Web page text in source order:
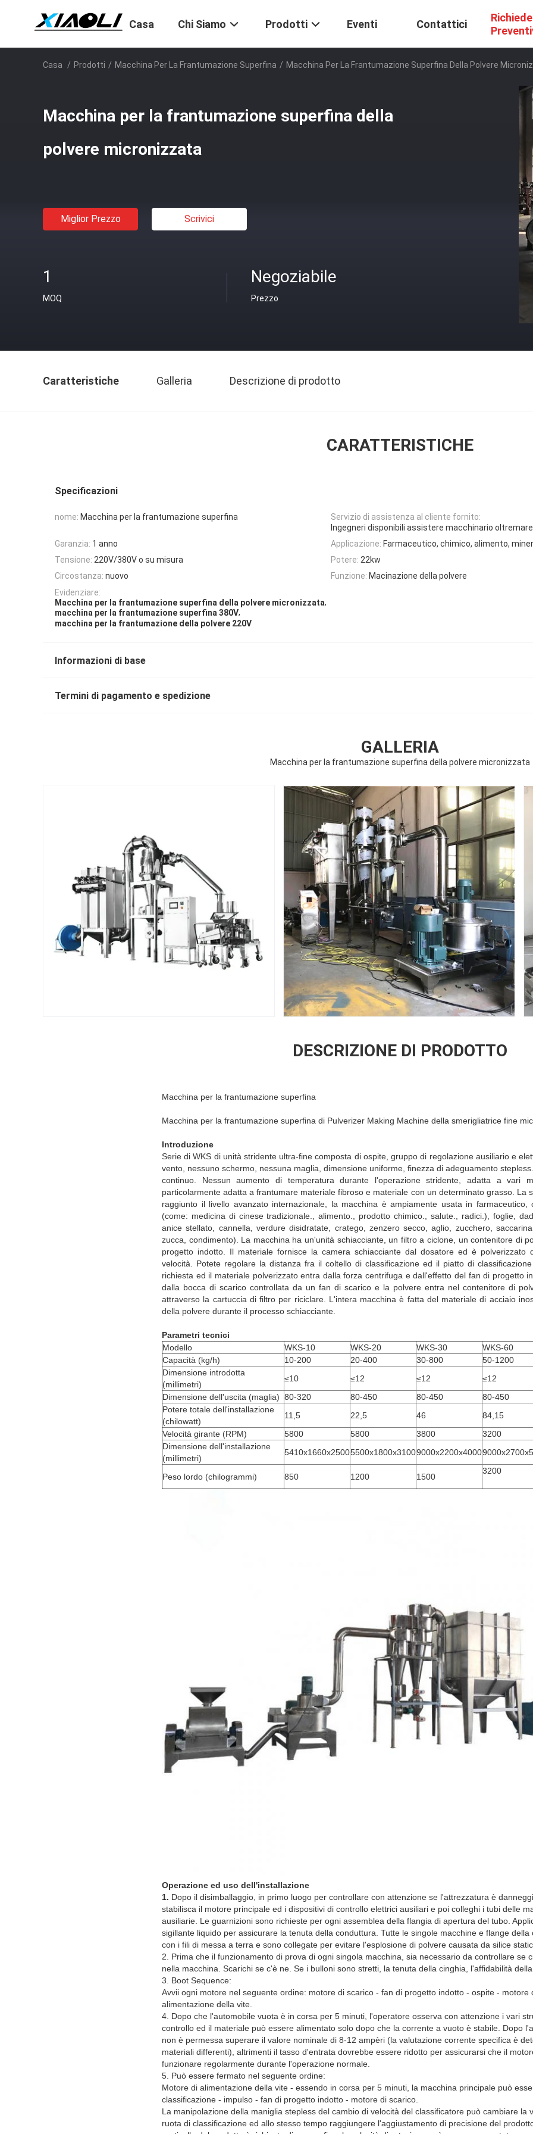
Casa Chi Siamo Prodotti Eventi Contattici
Casa / Prodotti / Macchina Per La Frantumazione Superfina / Macchina Per La Frantumazione Superfina Della Polvere
Macchina per la frantumazione superfina della
polvere micronizzata
Miglior Prezzo Scrivici
1
MOQ
Negoziabile
Prezzo
Caratteristiche Galleria Descrizione di prodotto
CARATTERISTICHE
Specificazioni
nome: Macchina per la frantumazione superfina
Servizio di assistenza al cliente fornito:
Ingegneri disponibili assistere macchinario oltremare
Garanzia: 1 anno Applicazione: Farmaceutico, chimico, alimento,
Tensione: 220V/380V o su misura Potere: 22kw
Circostanza: nuovo Funzione: Macinazione della polvere
Evidenziare:
Macchina per la frantumazione superfina della polvere micronizzata,
macchina per la frantumazione superfina 380V,
macchina per la frantumazione della polvere 220V
Informazioni di base
Termini di pagamento e spedizione
GALLERIA
Macchina per la frantumazione superfina della polvere micronizzata
DESCRIZIONE DI PRODOTTO
Macchina per la frantumazione superfina
Macchina per la frantumazione superfina di Pulverizer Making Machine della smerigliatrice fine
Introduzione
Serie di WKS di unità stridente ultra-fine composta di ospite, gruppo di regolazione ausiliario e
vento, nessuno schermo, nessuna maglia, dimensione uniforme, finezza di adeguamento
continuo. Nessun aumento di temperatura durante l'operazione stridente, adatta a vari
particolarmente adatta a frantumare materiale fibroso e materiale con un determinato grasso. La
raggiunto il livello avanzato internazionale, la macchina è ampiamente usata in farmaceutico,
(come: medicina di cinese tradizionale., alimento., prodotto chimico., salute., radici.), foglie,
anice stellato, cannella, verdure disidratate, cratego, zenzero secco, aglio, zucchero,
zucca, condimento). La macchina ha un'unità schiacciante, un filtro a ciclone, un contenitore di
progetto indotto. Il materiale fornisce la camera schiacciante dal dosatore ed è polverizzato
velocità. Potete regolare la distanza fra il coltello di classificazione ed il piatto di
richiesta ed il materiale polverizzato entra dalla forza centrifuga e dall'effetto del fan di progetto
dalla bocca di scarico controllata da un fan di scarico e la polvere entra nel contenitore di
attraverso la cartuccia di filtro per riciclare. L'intera macchina è fatta del materiale di acciaio
della polvere durante il processo schiacciante.
Parametri tecnici
Modello
WKS-10 WKS-20 WKS-30
WKS-60
Capacità (kg/h)
10-200 20-400 30-800
50-1200
Dimensione introdotta
(millimetri)
≤10 ≤12 ≤12
≤12
Dimensione dell'uscita (maglia) 80-320 80-450 80-450
80-450
Potere totale dell'installazione
(chilowatt)
11,5 22,5 46
84,15
Velocità girante (RPM)
5800 5800 3800
3200
Dimensione dell'installazione
(millimetri)
5410x1660x25005500x1800x31009000x2200x4000
Peso lordo (chilogrammi) 850 1200 1500
3200
Operazione ed uso dell'installazione
1. Dopo il disimballaggio, in primo luogo per controllare con attenzione se l'attrezzatura è
stabilisca il motore principale ed i dispositivi di controllo elettrici ausiliari e poi colleghi i tubi delle
ausiliarie. Le guarnizioni sono richieste per ogni assemblea della flangia di apertura del tubo.
sigillante liquido per assicurare la tenuta della conduttura. Tutte le singole macchine e flange
con i fili di messa a terra e sono collegate per evitare l'esplosione di polvere causata da silice
2. Prima che il funzionamento di prova di ogni singola macchina, sia necessario da controllare se
nella macchina. Scarichi se c'è ne. Se i bulloni sono stretti, la tenuta della cinghia, l'affidabilità
3. Boot Sequence:
Avvii ogni motore nel seguente ordine: motore di scarico - fan di progetto indotto - ospite - motore
alimentazione della vite.
4. Dopo che l'automobile vuota è in corsa per 5 minuti, l'operatore osserva con attenzione i vari
controllo ed il materiale può essere alimentato solo dopo che la corrente a vuoto è stabile. Dopo
non è permessa superare il valore nominale di 8-12 ampèri (la valutazione corrente specifica è
materiali differenti), altrimenti il tasso d'entrata dovrebbe essere ridotto per assicurarsi che il
funzionare regolarmente durante l'operazione normale.
5. Può essere fermato nel seguente ordine:
Motore di alimentazione della vite - essendo in corsa per 5 minuti, la macchina principale può
classificazione - impulso - fan di progetto indotto - motore di scarico.
La manipolazione della maniglia stepless del cambio di velocità del classificatore può cambiare la
ruota di classificazione ed allo stesso tempo raggiungere l'aggiustamento di precisione del